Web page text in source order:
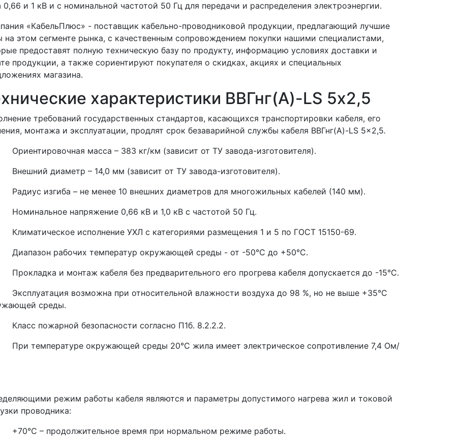
0,66 и 1 кВ и с номинальной частотой 50 Гц для передачи и распределения электроэнергии.
«КабельПлюс» - поставщик кабельно-проводниковой продукции, предлагающий лучшие
на этом сегменте рынка, с качественным сопровождением покупки нашими специалистами,
предоставят полную техническую базу по продукту, информацию условиях доставки и
продукции, а также сориентируют покупателя о скидках, акциях и специальных
магазина.
характеристики ВВГнг(А)-LS 5х2,5
требований государственных стандартов, касающихся транспортировки кабеля, его
монтажа и эксплуатации, продлят срок безаварийной службы кабеля ВВГнг(A)-LS 5x2,5.
масса – 383 кг/км (зависит от ТУ завода-изготовителя).
диаметр – 14,0 мм (зависит от ТУ завода-изготовителя).
изгиба – не менее 10 внешних диаметров для многожильных кабелей (140 мм).
напряжение 0,66 кВ и 1,0 кВ с частотой 50 Гц.
исполнение УХЛ с категориями размещения 1 и 5 по ГОСТ 15150-69.
рабочих температур окружающей среды - от -50°С до +50°С.
и монтаж кабеля без предварительного его прогрева кабеля допускается до -15°С.
возможна при относительной влажности воздуха до 98 %, но не выше +35°С
среды.
пожарной безопасности согласно П1б. 8.2.2.2.
температуре окружающей среды 20°С жила имеет электрическое сопротивление 7,4 Ом/
режим работы кабеля являются и параметры допустимого нагрева жил и токовой
проводника:
– продолжительное время при нормальном режиме работы.